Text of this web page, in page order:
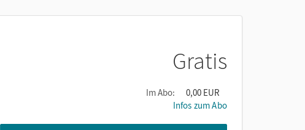
Gratis
Im Abo:
0,00 EUR
Infos zum Abo